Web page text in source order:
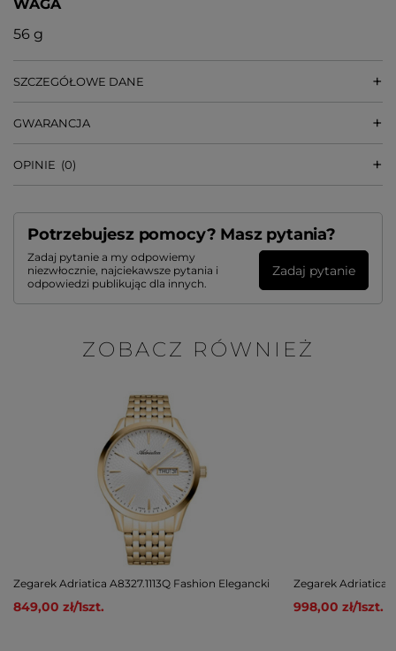
WAGA
56 g
SZCZEGÓŁOWE DANE
GWARANCJA
OPINIE (0)
Potrzebujesz pomocy? Masz pytania?
Zadaj pytanie a my odpowiemy
niezwłocznie, najciekawsze pytania i
odpowiedzi publikując dla innych.
Zadaj pytanie
ZOBACZ RÓWNIEŻ
Zegarek Adriatica A8327.1113Q Fashion Elegancki
849,00 zł/1szt.
Zegarek Adriatica
998,00 zł/1szt.